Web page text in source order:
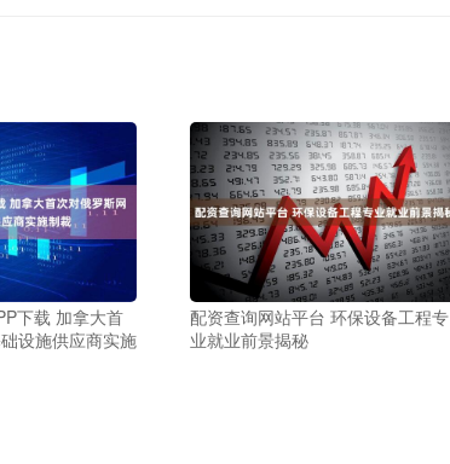
下载 加拿大首
设施供应商实施
配资查询网站平台 环保设备工程专
业就业前景揭秘